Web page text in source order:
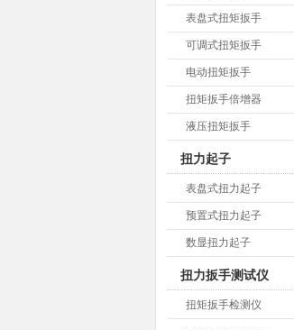
表盘式扭矩扳手
可调式扭矩扳手
电动扭矩扳手
扭矩扳手倍增器
液压扭矩扳手
扭力起子
表盘式扭力起子
预置式扭力起子
数显扭力起子
扭力扳手测试仪
扭矩扳手检测仪